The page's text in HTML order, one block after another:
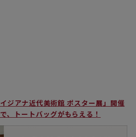
ジアナ近代美術館 ポスター展」開催
、トートバッグがもらえる！